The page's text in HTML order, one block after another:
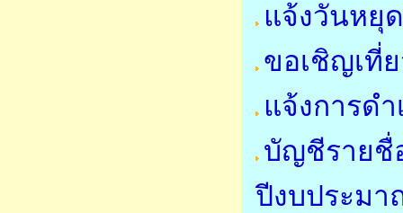
แจ้งวันหยุ
ขอเชิญเที่
แจ้งการด
บัญชีรายชื่
ปีงบประม